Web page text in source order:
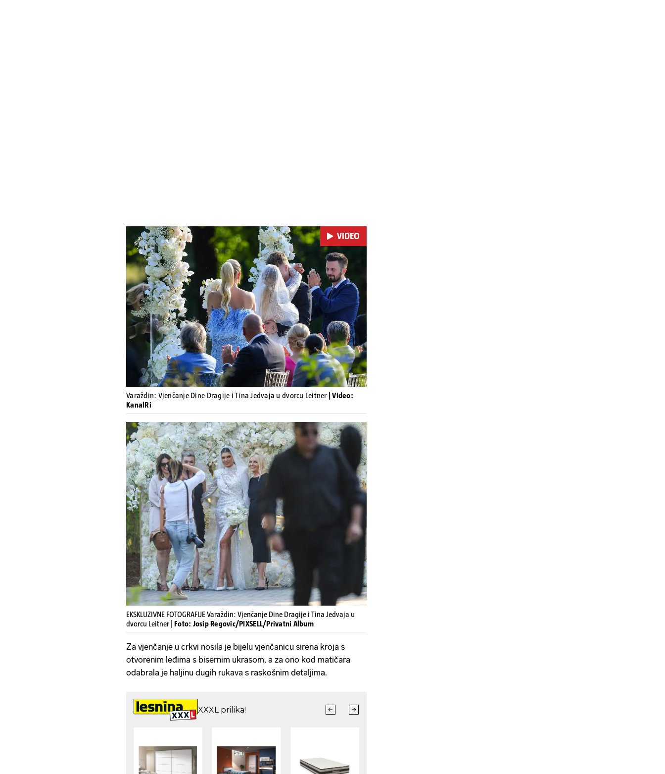
Pokretanje videa...
VIDEO
Varaždin: Vjenčanje Dine Dragije i Tina Jedvaja u dvorcu Leitner
| Video:
KanalRi
EKSKLUZIVNE FOTOGRAFIJE Varaždin: Vjenčanje Dine Dragije i Tina Jedvaja u
dvorcu Leitner | Foto: Josip Regovic/PIXSELL/Privatni Album
Za vjenčanje u crkvi nosila je bijelu vjenčanicu sirena kroja s
otvorenim leđima s bisernim ukrasom, a za ono kod matičara
odabrala je haljinu dugih rukava s raskošnim detaljima.